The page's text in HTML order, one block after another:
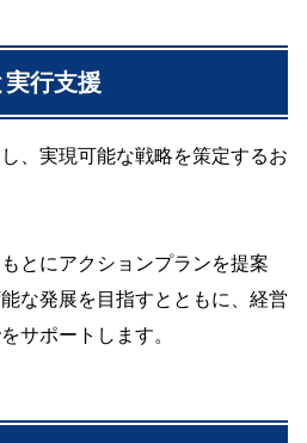
行支援
、実現可能な戦略を策定するお
とにアクションプランを提案
な発展を目指すとともに、経営
サポートします。